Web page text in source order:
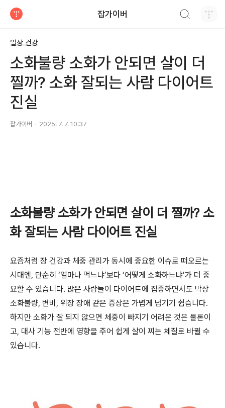
잡가이버
일상 건강
소화불량 소화가 안되면 살이 더
찔까? 소화 잘되는 사람 다이어트
진실
잡가이버 2025. 7. 7. 10:37
소화불량 소화가 안되면 살이 더 찔까? 소
화 잘되는 사람 다이어트 진실
요즘처럼 장 건강과 체중 관리가 동시에 중요한 이슈로 떠오르는
시대엔, 단순히 ‘얼마나 먹느냐’보다 ‘어떻게 소화하느냐’가 더 중
요할 수 있습니다. 많은 사람들이 다이어트에 집중하면서도 막상
소화불량, 변비, 위장 장애 같은 증상은 가볍게 넘기기 쉽습니다.
하지만 소화가 잘 되지 않으면 체중이 빠지기 어려운 것은 물론이
고, 대사 기능 전반에 영향을 주어 쉽게 살이 찌는 체질로 바뀔 수
있습니다.